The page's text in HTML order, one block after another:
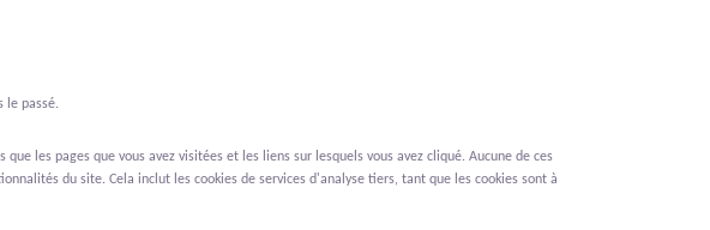
le passé.
les pages que vous avez visitées et les liens sur lesquels vous avez cliqué. Aucune de ces
du site. Cela inclut les cookies de services d'analyse tiers, tant que les cookies sont à